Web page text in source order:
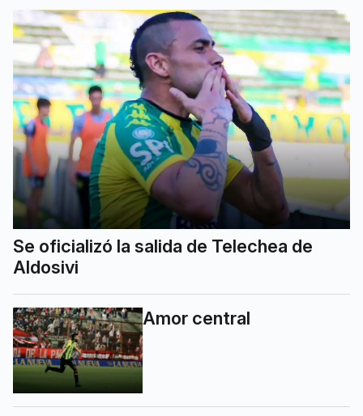
Se oficializó la salida de Telechea de
Aldosivi
Amor central